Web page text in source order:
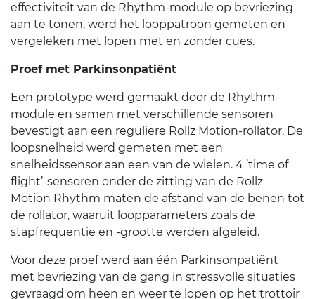
effectiviteit van de Rhythm-module op bevriezing
aan te tonen, werd het looppatroon gemeten en
vergeleken met lopen met en zonder cues.
Proef met Parkinsonpatiënt
Een prototype werd gemaakt door de Rhythm-
module en samen met verschillende sensoren
bevestigt aan een reguliere Rollz Motion-rollator. De
loopsnelheid werd gemeten met een
snelheidssensor aan een van de wielen. 4 ’time of
flight’-sensoren onder de zitting van de Rollz
Motion Rhythm maten de afstand van de benen tot
de rollator, waaruit loopparameters zoals de
stapfrequentie en -grootte werden afgeleid.
Voor deze proef werd aan één Parkinsonpatiënt
met bevriezing van de gang in stressvolle situaties
gevraagd om heen en weer te lopen op het trottoir